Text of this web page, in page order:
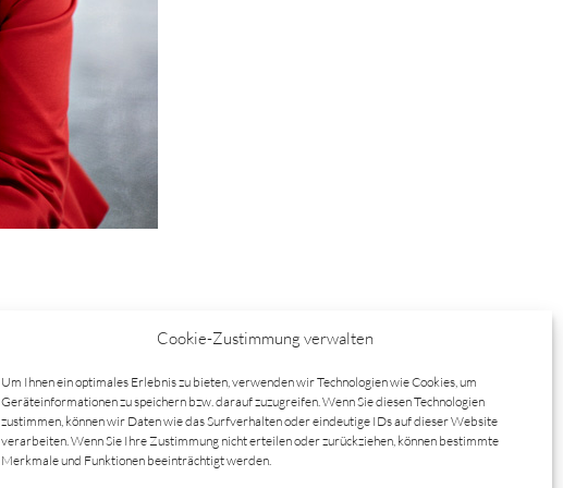
Cookie-Zustimmung verwalten
Um Ihnen ein optimales Erlebnis zu bieten, verwenden wir Technologien wie Cookies, um
Geräteinformationen zu speichern bzw. darauf zuzugreifen. Wenn Sie diesen Technologien
zustimmen, können wir Daten wie das Surfverhalten oder eindeutige IDs auf dieser Website
verarbeiten. Wenn Sie Ihre Zustimmung nicht erteilen oder zurückziehen, können bestimmte
Merkmale und Funktionen beeinträchtigt werden.